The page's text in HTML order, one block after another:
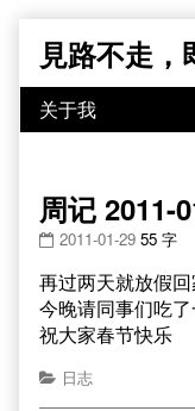
content
見路不走
周记 2011-
2011-01-29 55 字
再过两天就放假回
今晚请同事们吃
祝大家春节快乐
日志